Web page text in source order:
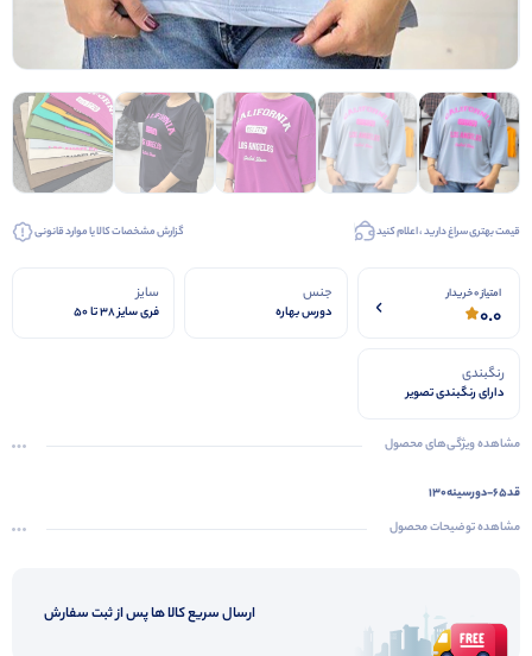
قیمت بهتری سراغ دارید ، اعلام کنید گزارش مشخصات کالا یا موارد قانونی
امتیاز 0 خریدار
0.0
جنس
دورس بهاره
سایز
فری سایز 38 تا 50
رنگبندی
دارای رنگبندی تصویر
مشاهده ویژگی‌های محصول
قد۶۵-دورسینه۱۳۰
مشاهده توضیحات محصول
ارسال سریع کالا ها پس از ثبت سفارش